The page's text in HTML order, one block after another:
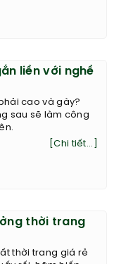
liền với nghề
cao và gày?
sau sẽ làm công
[Chi tiết...]
thời trang
thời trang giá rẻ